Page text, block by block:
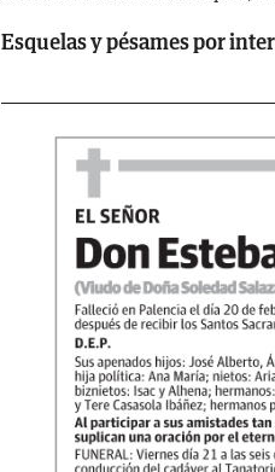
Esquelas y pésames por